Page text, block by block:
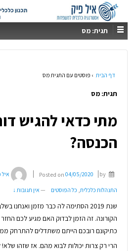
תגית: מס
דף הבית › פוסטים עם התגית מס
תגית: מס
מתי כדאי להגיש
הכנסה?
Posted on 04/05/2020 by איל
התנהלות כלכלית כל הפוסטים — אין תגובות ↓
שנת 2019 הסתימה לה כבר מזמן ואנחנו
הקורונה. זה הזמן לבדוק האם מגיע לכם
כתיקונם רובכם הייתם משתדלים להתרחק
הרי רק צרות יכולות לבוא מהם. אז שזהו